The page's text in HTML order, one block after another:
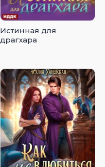
Истинная для
драгхара